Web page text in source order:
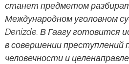
станет предметом
Международном уголовном
Denizde. В Гаагу готовится
в совершении преступлений
человечности и